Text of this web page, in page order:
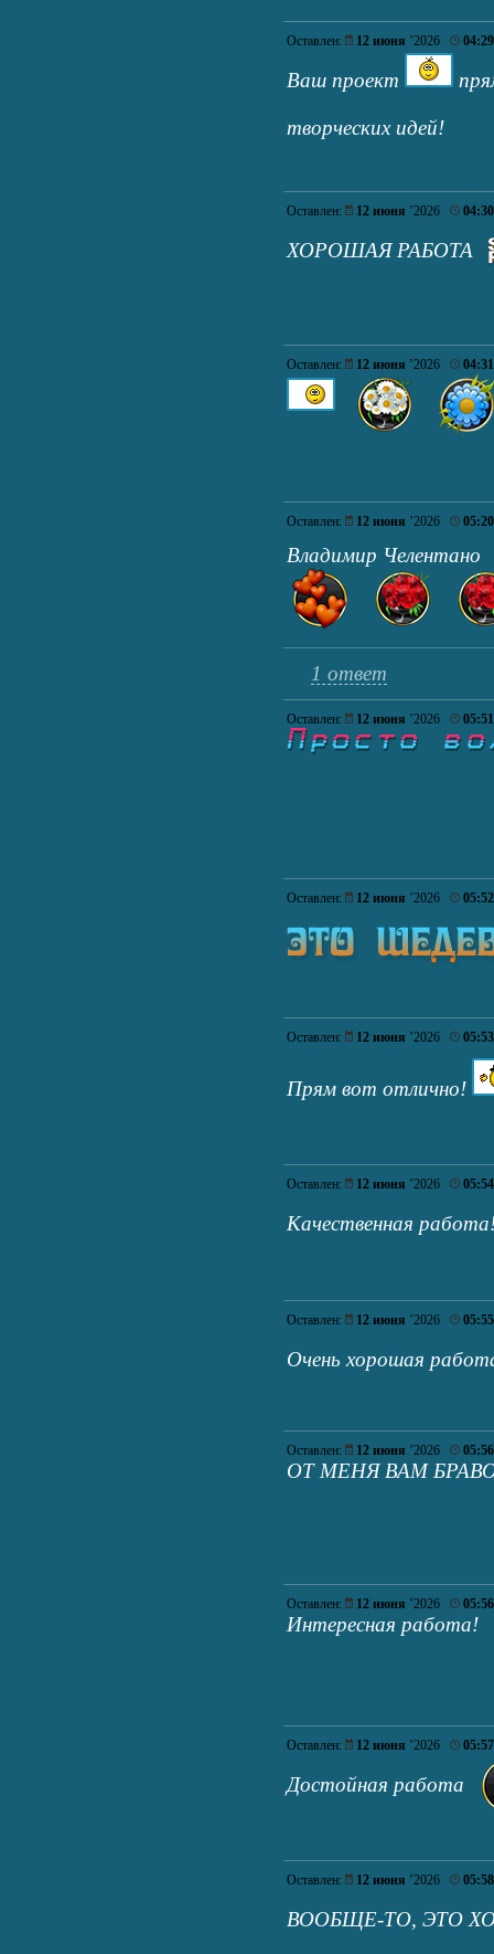
Оставлен: 12 июня ’2026 04:29
Ваш проект
творческих идей!
Оставлен: 12 июня ’2026 04:30
ХОРОШАЯ РАБОТА
Оставлен: 12 июня ’2026 04:31
Оставлен: 12 июня ’2026 05:20
Владимир
1 ответ
Оставлен: 12 июня ’2026 05:51
Оставлен: 12 июня ’2026 05:52
Оставлен: 12 июня ’2026 05:53
Прям вот отлично!
Оставлен: 12 июня ’2026 05:54
Качественная
Оставлен: 12 июня ’2026 05:55
Очень хорошая
Оставлен: 12 июня ’2026 05:56
ОТ МЕНЯ ВАМ
Оставлен: 12 июня ’2026 05:56
Интересная работа!
Оставлен: 12 июня ’2026 05:57
Достойная работа
Оставлен: 12 июня ’2026 05:58
ВООБЩЕ-ТО, ЭТО